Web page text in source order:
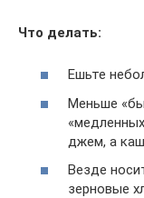
Что делать:
Ешьте
Меньше
джем, а
Везде
зерновые